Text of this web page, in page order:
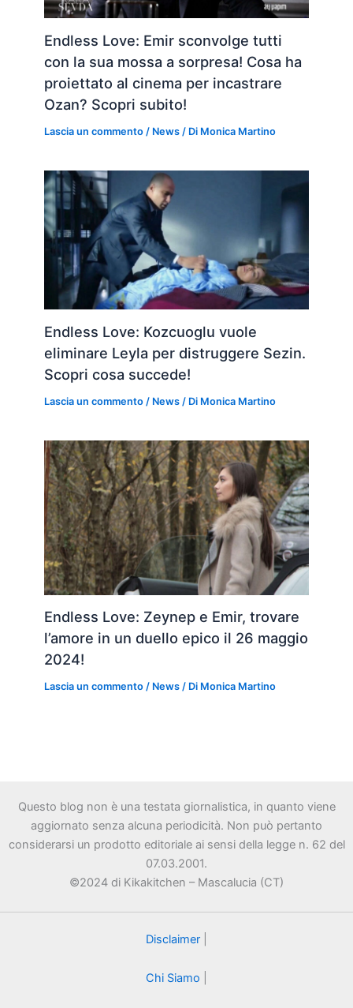
Endless Love: Emir sconvolge tutti
con la sua mossa a sorpresa! Cosa ha
proiettato al cinema per incastrare
Ozan? Scopri subito!
Lascia un commento / News / Di Monica Martino
Endless Love: Kozcuoglu vuole
eliminare Leyla per distruggere Sezin.
Scopri cosa succede!
Lascia un commento / News / Di Monica Martino
Endless Love: Zeynep e Emir, trovare
l’amore in un duello epico il 26 maggio
2024!
Lascia un commento / News / Di Monica Martino
Questo blog non è una testata giornalistica, in quanto viene
aggiornato senza alcuna periodicità. Non può pertanto
considerarsi un prodotto editoriale ai sensi della legge n. 62 del
07.03.2001.
©2024 di Kikakitchen – Mascalucia (CT)
Disclaimer
Chi Siamo